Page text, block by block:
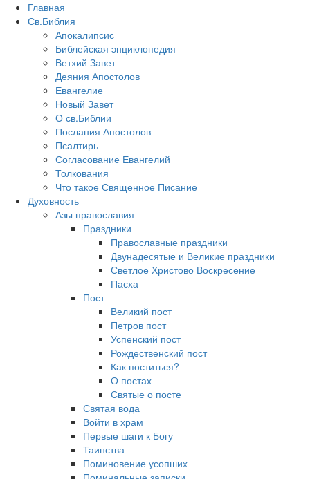
Главная
Св.Библия
Апокалипсис
Библейская энциклопедия
Ветхий Завет
Деяния Апостолов
Евангелие
Новый Завет
О св.Библии
Послания Апостолов
Псалтирь
Согласование Евангелий
Толкования
Что такое Священное Писание
Духовность
Азы православия
Праздники
Православные праздники
Двунадесятые и Великие праздники
Светлое Христово Воскресение
Пасха
Пост
Великий пост
Петров пост
Успенский пост
Рождественский пост
Как поститься?
О постах
Святые о посте
Святая вода
Войти в храм
Первые шаги к Богу
Таинства
Поминовение усопших